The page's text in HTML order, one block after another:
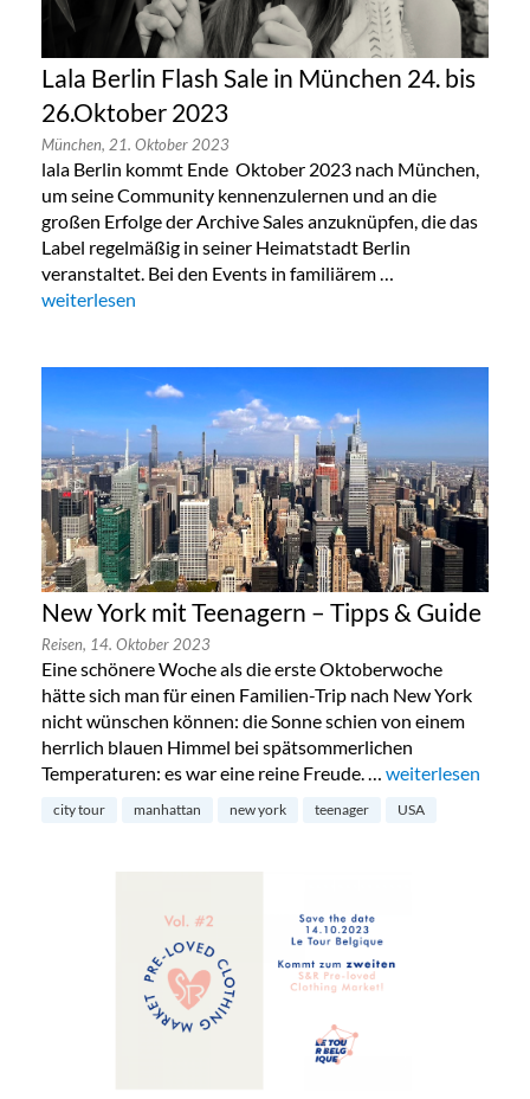
Lala Berlin Flash Sale in München 24. bis
26.Oktober 2023
München, 21. Oktober 2023
lala Berlin kommt Ende Oktober 2023 nach München,
um seine Community kennenzulernen und an die
großen Erfolge der Archive Sales anzuknüpfen, die das
Label regelmäßig in seiner Heimatstadt Berlin
veranstaltet. Bei den Events in familiärem …
„Lala Berlin Flash Sale in München 24. bis 26.Oktober 2023“
weiterlesen
New York mit Teenagern – Tipps & Guide
Reisen, 14. Oktober 2023
Eine schönere Woche als die erste Oktoberwoche
hätte sich man für einen Familien-Trip nach New York
nicht wünschen können: die Sonne schien von einem
herrlich blauen Himmel bei spätsommerlichen
Temperaturen: es war eine reine Freude. … „New York mit
weiterlesen
city tour manhattan new york teenager USA